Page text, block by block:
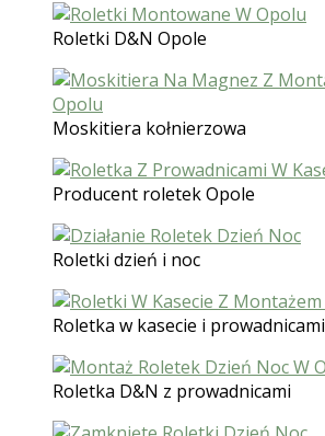
Roletki D&N Opole
Moskitiera kołnierzowa
Producent roletek Opole
Roletki dzień i noc
Roletka w kasecie i prowadnicami
Roletka D&N z prowadnicami